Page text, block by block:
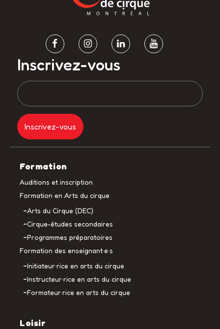
Inscrivez-vous
Formation
Auditions et inscription
Formation en Arts du cirque
Arts du Cirque (DEC)
Cirque-études secondaires
Programmes préparatoires
Formation des enseignant·e·s
Initiateur·rice en arts du cirque
Instructeur·rice en arts du cirque
Formateur·rice en arts du cirque
Loisir